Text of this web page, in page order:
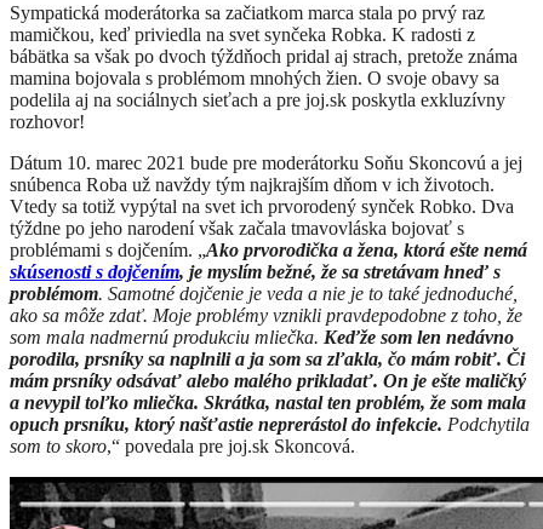
Sympatická moderátorka sa začiatkom marca stala po prvý raz
mamičkou, keď priviedla na svet synčeka Robka. K radosti z
bábätka sa však po dvoch týždňoch pridal aj strach, pretože známa
mamina bojovala s problémom mnohých žien. O svoje obavy sa
podelila aj na sociálnych sieťach a pre joj.sk poskytla exkluzívny
rozhovor!
Dátum 10. marec 2021 bude pre moderátorku Soňu Skoncovú a jej
snúbenca Roba už navždy tým najkrajším dňom v ich životoch.
Vtedy sa totiž vypýtal na svet ich prvorodený synček Robko. Dva
týždne po jeho narodení však začala tmavovláska bojovať s
problémami s dojčením. „Ako prvorodička a žena, ktorá ešte nemá
skúsenosti s dojčením, je myslím bežné, že sa stretávam hneď s
problémom. Samotné dojčenie je veda a nie je to také jednoduché,
ako sa môže zdať. Moje problémy vznikli pravdepodobne z toho, že
som mala nadmernú produkciu mliečka. Keďže som len nedávno
porodila, prsníky sa naplnili a ja som sa zľakla, čo mám robiť. Či
mám prsníky odsávať alebo malého prikladať. On je ešte maličký
a nevypil toľko mliečka. Skrátka, nastal ten problém, že som mala
opuch prsníku, ktorý našťastie neprerástol do infekcie. Podchytila
som to skoro,“ povedala pre joj.sk Skoncová.